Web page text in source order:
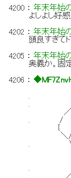
4200 ：年末年始
よしよし好
4202 ：年末年始
頭良すぎて
4205 ：年末年始
奥義か。固
4206 ：
-
. ／
. ｲ
／
. / i r
{ 人＿＿
＼///// /
. ∨/// { }
∨//人
}ｒ‐=ﾆ
. ({＞
. ／